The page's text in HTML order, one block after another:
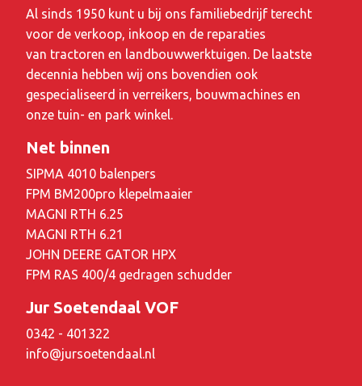
Al sinds 1950 kunt u bij ons familiebedrijf terecht
voor de verkoop, inkoop en de reparaties
van tractoren en landbouwwerktuigen. De laatste
decennia hebben wij ons bovendien ook
gespecialiseerd in verreikers, bouwmachines en
onze tuin- en park winkel.
Net binnen
SIPMA 4010 balenpers
FPM BM200pro klepelmaaier
MAGNI RTH 6.25
MAGNI RTH 6.21
JOHN DEERE GATOR HPX
FPM RAS 400/4 gedragen schudder
Jur Soetendaal VOF
0342 - 401322
info@jursoetendaal.nl